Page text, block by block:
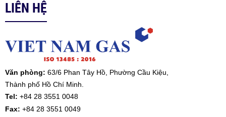
LIÊN HỆ
Văn phòng: 63/6 Phan Tây Hồ, Phường Cầu Kiệu,
Thành phố Hồ Chí Minh.
Tel: +84 28 3551 0048
Fax: +84 28 3551 0049